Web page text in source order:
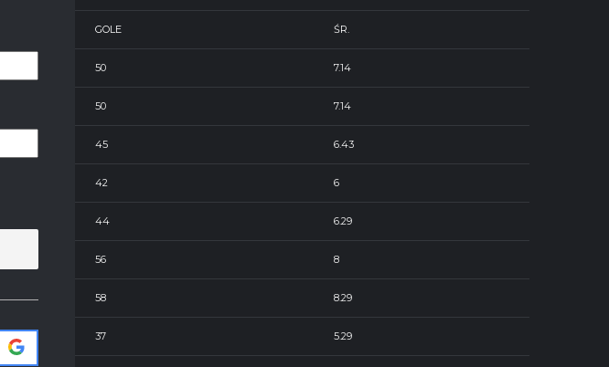
GOLE ŚR.
50 7.14
50 7.14
45 6.43
42 6
44 6.29
56 8
58 8.29
37 5.29